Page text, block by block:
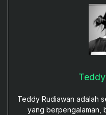
Teddy Rudiawan adalah
yang berpengalaman,